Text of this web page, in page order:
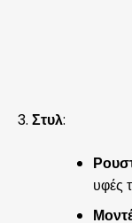
Στυλ:
υφές